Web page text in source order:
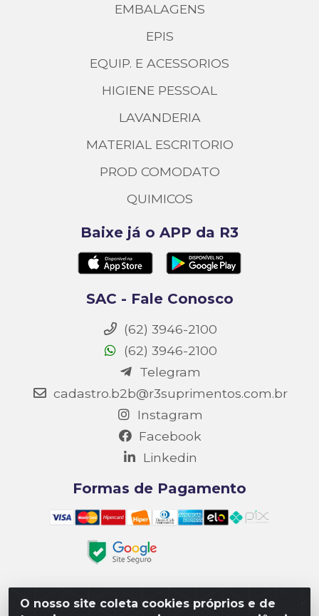
O nosso site coleta cookies próprios e de
EMBALAGENS
EPIS
EQUIP. E ACESSORIOS
HIGIENE PESSOAL
LAVANDERIA
MATERIAL ESCRITORIO
PROD COMODATO
QUIMICOS
Baixe já o APP da R3
SAC - Fale Conosco
(62) 3946-2100
(62) 3946-2100
Telegram
cadastro.b2b@r3suprimentos.com.br
Instagram
Facebook
Linkedin
Formas de Pagamento
Matriz R3 Suprimentos - Rua 14, Polo Empresarial Goiás